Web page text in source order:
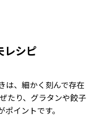
レシピ
は、細かく刻んで存在
たり、グラタンや餃子
イントです。